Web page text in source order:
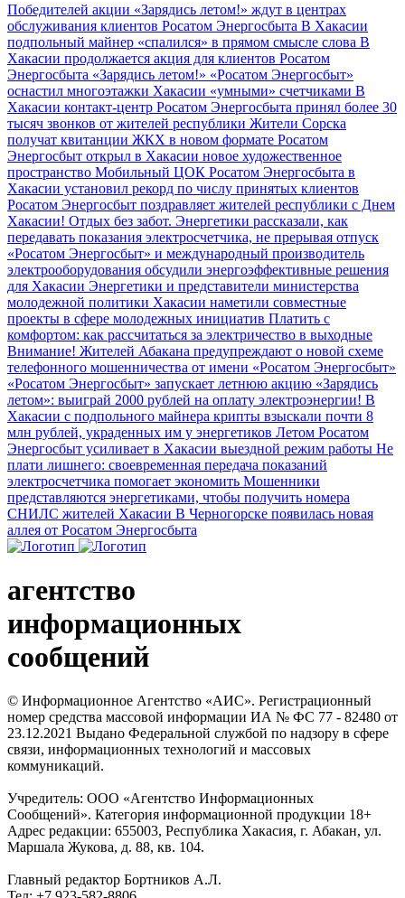
Победителей акции «Зарядись летом!» ждут в центрах
обслуживания клиентов Росатом Энергосбыта В Хакасии
подпольный майнер «спалился» в прямом смысле слова В
Хакасии продолжается акция для клиентов Росатом
Энергосбыта «Зарядись летом!» «Росатом Энергосбыт»
оснастил многоэтажки Хакасии «умными» счетчиками В
Хакасии контакт-центр Росатом Энергосбыта принял более 30
тысяч звонков от жителей республики Жители Сорска
получат квитанции ЖКХ в новом формате Росатом
Энергосбыт открыл в Хакасии новое художественное
пространство Мобильный ЦОК Росатом Энергосбыта в
Хакасии установил рекорд по числу принятых клиентов
Росатом Энергосбыт поздравляет жителей республики с Днем
Хакасии! Отдых без забот. Энергетики рассказали, как
передавать показания электросчетчика, не прерывая отпуск
«Росатом Энергосбыт» и международный производитель
электрооборудования обсудили энергоэффективные решения
для Хакасии Энергетики и представители министерства
молодежной политики Хакасии наметили совместные
проекты в сфере молодежных инициатив Платить с
комфортом: как рассчитаться за электричество в выходные
Внимание! Жителей Абакана предупреждают о новой схеме
телефонного мошенничества от имени «Росатом Энергосбыт»
«Росатом Энергосбыт» запускает летнюю акцию «Зарядись
летом»: выиграй 2000 рублей на оплату электроэнергии! В
Хакасии с подпольного майнера крипты взыскали почти 8
млн рублей, украденных им у энергетиков Летом Росатом
Энергосбыт усиливает в Хакасии выездной режим работы Не
плати лишнего: своевременная передача показаний
электросчетчика помогает экономить Мошенники
представляются энергетиками, чтобы получить номера
СНИЛС жителей Хакасии В Черногорске появилась новая
аллея от Росатом Энергосбыта
агентство
информационных
сообщений
© Информационное Агентство «АИС». Регистрационный
номер средства массовой информации ИА № ФС 77 - 82480 от
23.12.2021 Выдано Федеральной службой по надзору в сфере
связи, информационных технологий и массовых
коммуникаций.
Учредитель: ООО «Агентство Информационных
Сообщений». Категория информационной продукции 18+
Адрес редакции: 655003, Республика Хакасия, г. Абакан, ул.
Маршала Жукова, д. 88, кв. 104.
Главный редактор Бортников А.Л.